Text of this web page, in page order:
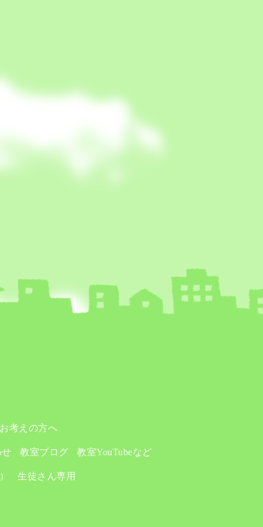
考えの方へ
教室ブログ 教室YouTubeなど
生徒さん専用